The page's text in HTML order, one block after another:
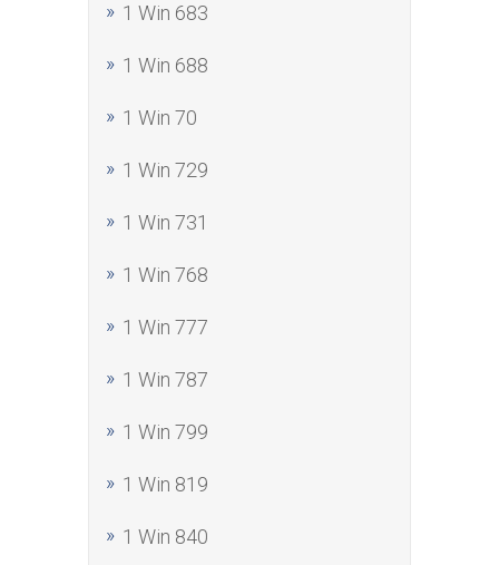
1 Win 683
1 Win 688
1 Win 70
1 Win 729
1 Win 731
1 Win 768
1 Win 777
1 Win 787
1 Win 799
1 Win 819
1 Win 840